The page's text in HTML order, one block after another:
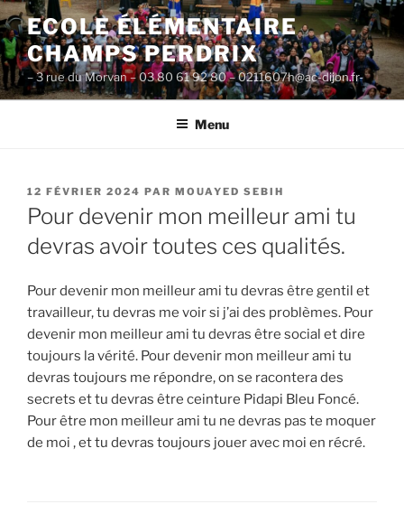
Aller
au
contenu
principal
ECOLE ÉLÉMENTAIRE
CHAMPS PERDRIX
– 3 rue du Morvan – 03 80 61 92 80 – 0211607h@ac-dijon.fr-
Menu
PUBLIÉ
LE
12 FÉVRIER 2024 PAR MOUAYED SEBIH
Pour devenir mon meilleur ami tu
devras avoir toutes ces qualités.
Pour devenir mon meilleur ami tu devras être gentil et
travailleur, tu devras me voir si j’ai des problèmes. Pour
devenir mon meilleur ami tu devras être social et dire
toujours la vérité. Pour devenir mon meilleur ami tu
devras toujours me répondre, on se racontera des
secrets et tu devras être ceinture Pidapi Bleu Foncé.
Pour être mon meilleur ami tu ne devras pas te moquer
de moi , et tu devras toujours jouer avec moi en récré.